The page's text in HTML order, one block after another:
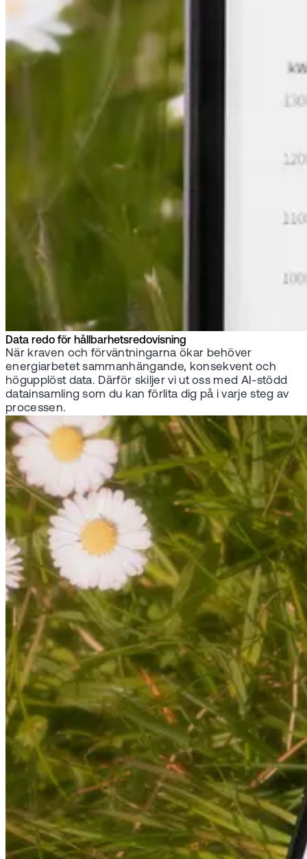
Data redo för hållbarhetsredovisning
När kraven och förväntningarna ökar behöver
energiarbetet sammanhängande, konsekvent och
högupplöst data. Därför skiljer vi ut oss med AI-stödd
datainsamling som du kan förlita dig på i varje steg av
processen.